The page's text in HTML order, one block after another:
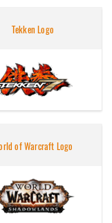
Tekken Logo
of Warcraft Logo